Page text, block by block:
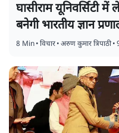
घासीराम यूनिवर्सिटी
बनेगी भारतीय ज्ञान
8 Min•विचार•अरुण कुमार त्रिपाठी•